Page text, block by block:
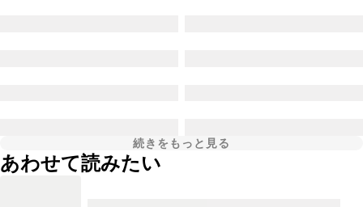
続きをもっと見る
あわせて読みたい